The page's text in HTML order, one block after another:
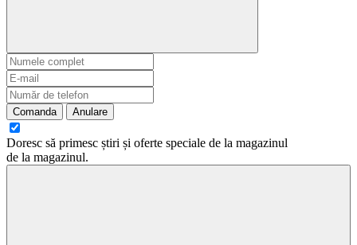
Comanda Anulare
Doresc să primesc știri și oferte speciale de la magazinul
de la magazinul.